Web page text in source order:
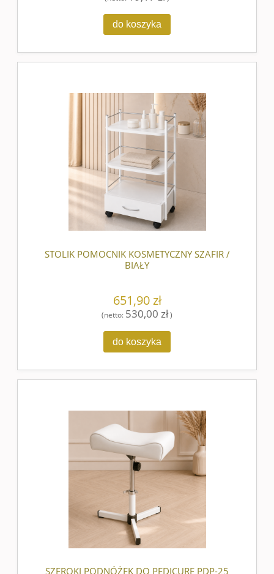
do koszyka
STOLIK POMOCNIK KOSMETYCZNY SZAFIR /
BIAŁY
651,90 zł
(netto: 530,00 zł)
do koszyka
SZEROKI PODNÓŻEK DO PEDICURE PDP-25